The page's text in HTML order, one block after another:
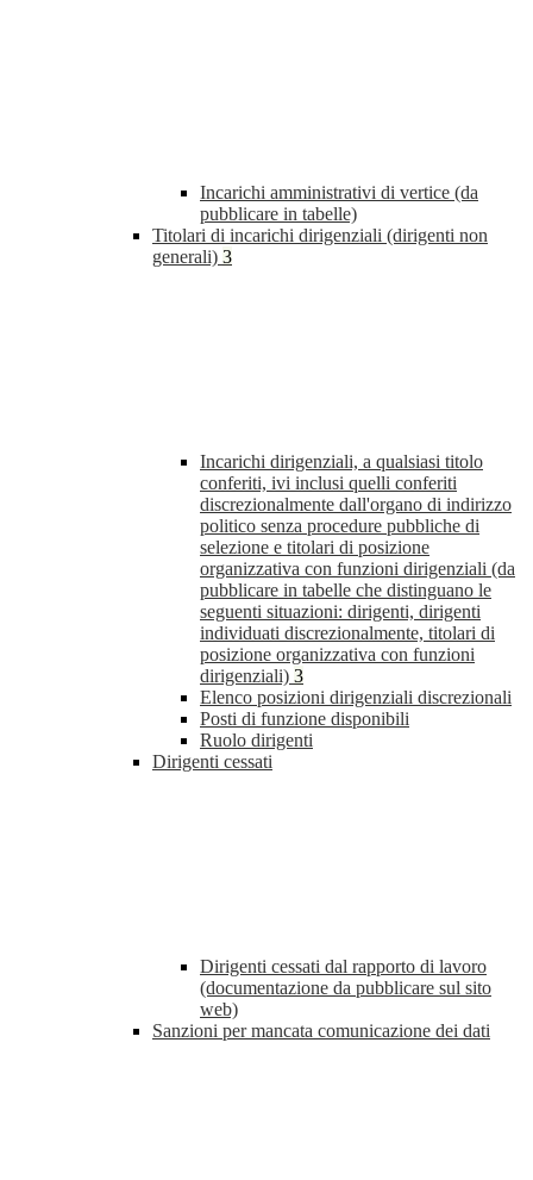
Incarichi amministrativi di vertice (da
pubblicare in tabelle)
Titolari di incarichi dirigenziali (dirigenti non
generali) 3
Incarichi dirigenziali, a qualsiasi titolo
conferiti, ivi inclusi quelli conferiti
discrezionalmente dall'organo di indirizzo
politico senza procedure pubbliche di
selezione e titolari di posizione
organizzativa con funzioni dirigenziali (da
pubblicare in tabelle che distinguano le
seguenti situazioni: dirigenti, dirigenti
individuati discrezionalmente, titolari di
posizione organizzativa con funzioni
dirigenziali) 3
Elenco posizioni dirigenziali discrezionali
Posti di funzione disponibili
Ruolo dirigenti
Dirigenti cessati
Dirigenti cessati dal rapporto di lavoro
(documentazione da pubblicare sul sito
web)
Sanzioni per mancata comunicazione dei dati